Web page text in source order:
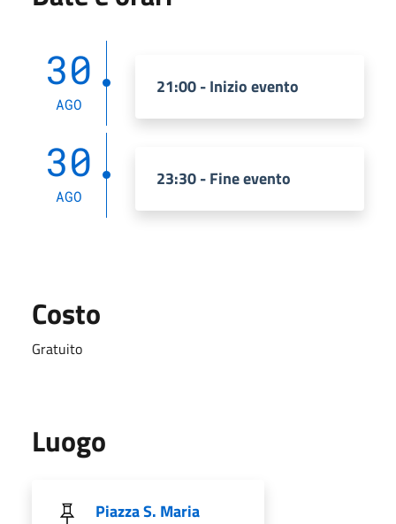
30
AGO
21:00 - Inizio evento
30
AGO
23:30 - Fine evento
Costo
Gratuito
Luogo
Piazza S. Maria